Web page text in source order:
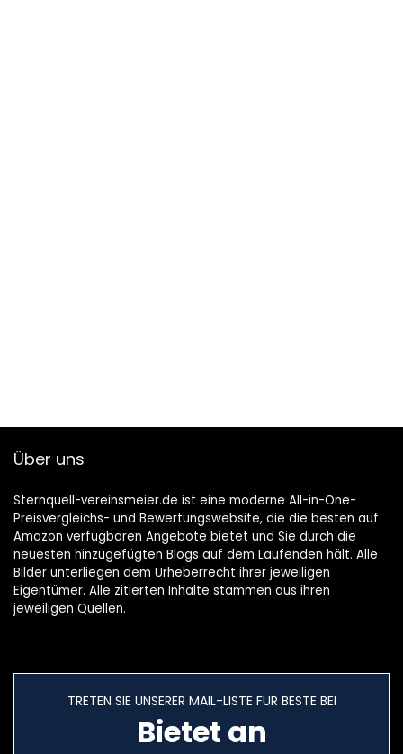
Über uns
Sternquell-vereinsmeier.de ist eine moderne All-in-One-
Preisvergleichs- und Bewertungswebsite, die die besten auf
Amazon verfügbaren Angebote bietet und Sie durch die
neuesten hinzugefügten Blogs auf dem Laufenden hält. Alle
Bilder unterliegen dem Urheberrecht ihrer jeweiligen
Eigentümer. Alle zitierten Inhalte stammen aus ihren
jeweiligen Quellen.
TRETEN SIE UNSERER MAIL-LISTE FÜR BESTE BEI
Bietet an